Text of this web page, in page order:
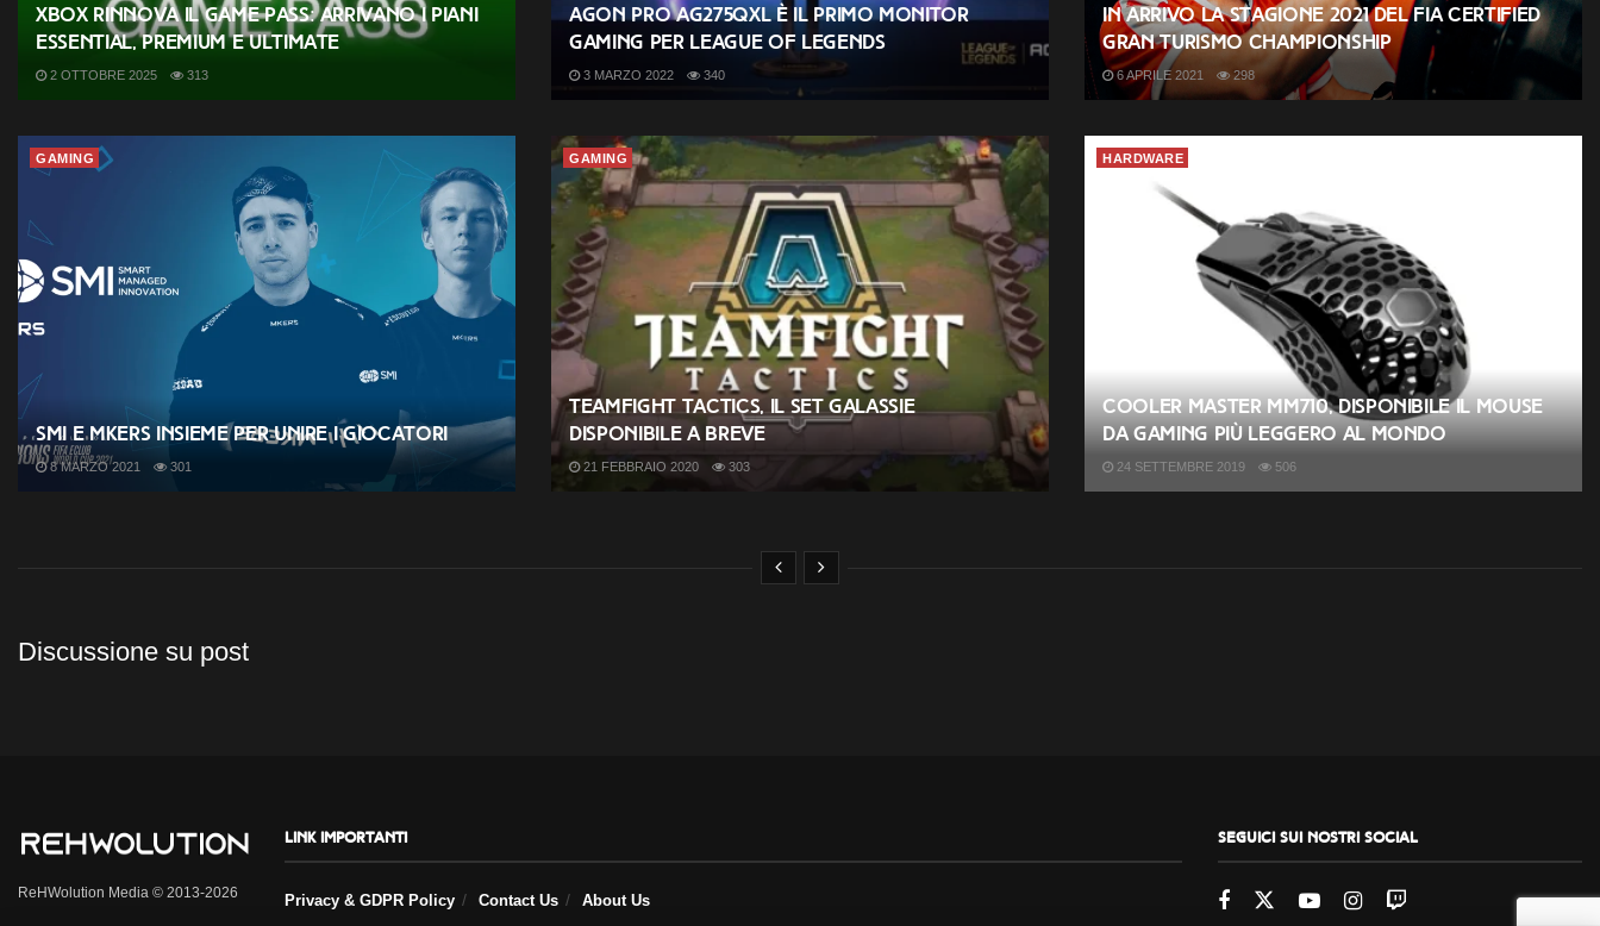
Xbox rinnova il Game Pass: arrivano i piani
Essential, Premium e Ultimate
2 OTTOBRE 2025 313
AGON PRO AG275QXL è il primo monitor
gaming per League of Legends
3 MARZO 2022 340
In arrivo la stagione 2021 del FIA Certified
Gran Turismo Championship
6 APRILE 2021 298
GAMING
SMI e Mkers insieme per unire i giocatori
8 MARZO 2021 301
GAMING
Teamfight Tactics, il set Galassie
disponibile a breve
21 FEBBRAIO 2020 303
HARDWARE
Cooler Master MM710, disponibile il mouse
da gaming più leggero al mondo
24 SETTEMBRE 2019 506
Discussione su post
ReHWolution Media © 2013-2026
Link importanti
Privacy & GDPR Policy Contact Us About Us
Seguici sui nostri social